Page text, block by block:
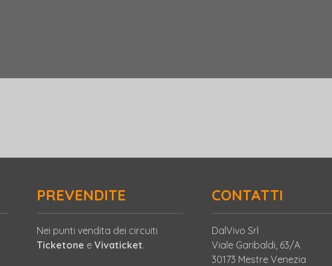
PREVENDITE
Nei punti vendita dei circuiti
Ticketone e Vivaticket.
CONTATTI
DalVivo Srl
Viale Garibaldi, 63/A
30173 Mestre Venezia